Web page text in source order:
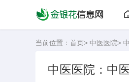
当前位置： 首页> 中医医院>
中医医院：中